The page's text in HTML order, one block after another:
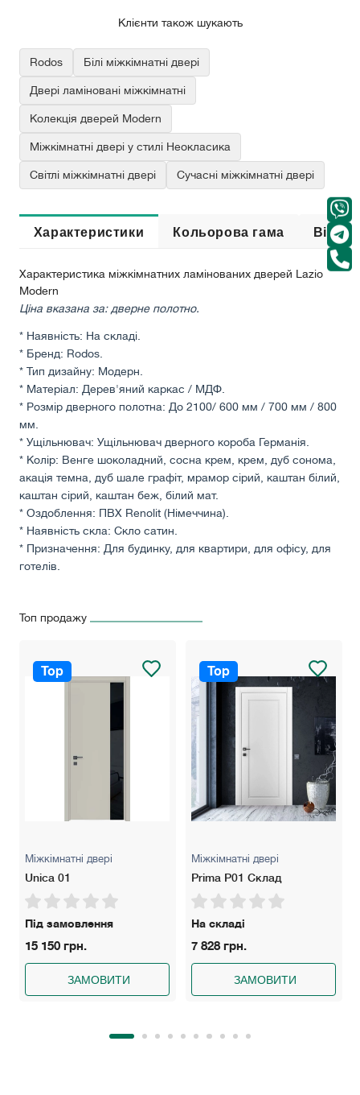
Клієнти також шукають
Rodos Білі міжкімнатні двері
Двері ламіновані міжкімнатні
Колекція дверей Modern
Міжкімнатні двері у стилі Неокласика
Світлі міжкімнатні двері Сучасні міжкімнатні двері
Характеристики Кольорова гама
Характеристика міжкімнатних ламінованих дверей Lazio
Modern
Ціна вказана за: дверне полотно.
* Наявність: На складі.
* Бренд: Rodos.
* Тип дизайну: Модерн.
* Матеріал: Дерев'яний каркас / МДФ.
* Розмір дверного полотна: До 2100/ 600 мм / 700 мм / 800
мм.
* Ущільнювач: Ущільнювач дверного короба Германія.
* Колір: Венге шоколадний, сосна крем, крем, дуб сонома,
акація темна, дуб шале графіт, мрамор сірий, каштан білий,
каштан сірий, каштан беж, білий мат.
* Оздоблення: ПВХ Renolit (Німеччина).
* Наявність скла: Скло сатин.
* Призначення: Для будинку, для квартири, для офісу, для
готелів.
Топ продажу
Top
Міжкімнатні двері
Unica 01
Під замовлення
15 150 грн.
ЗАМОВИТИ
Top
Міжкімнатні двері
Prima P01 Склад
На складі
7 828 грн.
ЗАМОВИТИ